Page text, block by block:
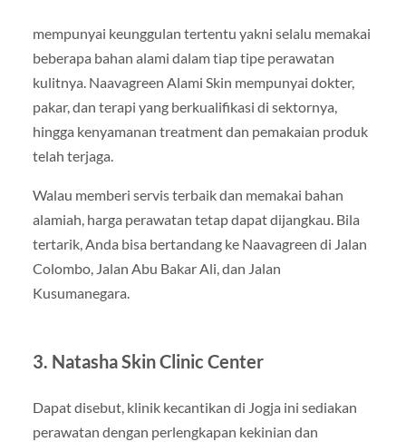
mempunyai keunggulan tertentu yakni selalu memakai
beberapa bahan alami dalam tiap tipe perawatan
kulitnya. Naavagreen Alami Skin mempunyai dokter,
pakar, dan terapi yang berkualifikasi di sektornya,
hingga kenyamanan treatment dan pemakaian produk
telah terjaga.
Walau memberi servis terbaik dan memakai bahan
alamiah, harga perawatan tetap dapat dijangkau. Bila
tertarik, Anda bisa bertandang ke Naavagreen di Jalan
Colombo, Jalan Abu Bakar Ali, dan Jalan
Kusumanegara.
3. Natasha Skin Clinic Center
Dapat disebut, klinik kecantikan di Jogja ini sediakan
perawatan dengan perlengkapan kekinian dan